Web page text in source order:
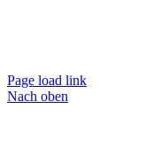
Page load link
Nach oben